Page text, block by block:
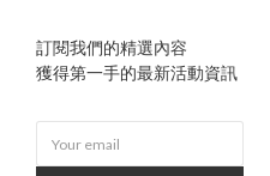
訂閱我們的精選內容
獲得第一手的最新活動資訊